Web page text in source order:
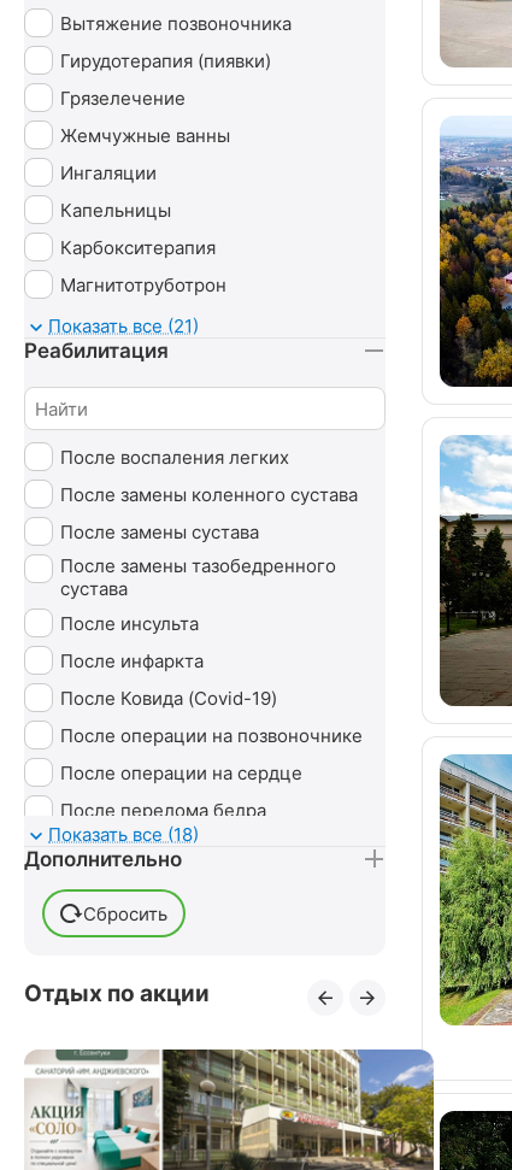
Вытяжение позвоночника
Гирудотерапия (пиявки)
Грязелечение
Жемчужные ванны
Ингаляции
Капельницы
Карбокситерапия
Магнитотруботрон
Массаж
Минеральные ванны
Озонотерапия
Пантовые ванны
Психотерапия
Сероводородные ванны
Сухие ванны (углекислые)
Тамбуканская грязь
Ударно-волновая терапия (УВТ)
Без лечения
Показать все (21)
Реабилитация
После воспаления легких
После замены коленного сустава
После замены сустава
После замены тазобедренного
сустава
После инсульта
После инфаркта
После Ковида (Covid-19)
После операции на позвоночнике
После операции на сердце
После перелома бедра
После перелома лодыжки
После перелома ноги
После перелома руки
После пневмонии
После удаления грыжи
позвоночника
После удаления матки
Показать все (18)
Дополнительно
Сбросить
Отдых по акции